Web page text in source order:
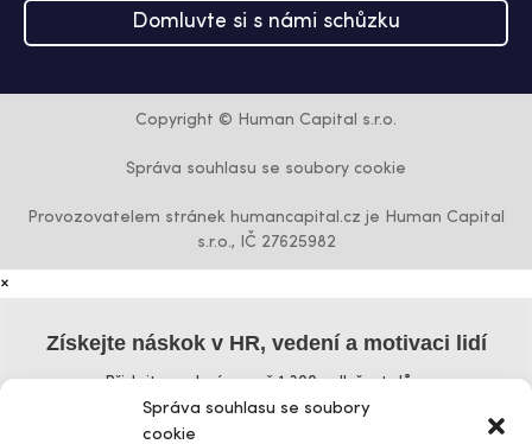
Správa souhlasu se soubory
cookie
Domluvte si s námi schůzku
Copyright © Human Capital s.r.o.
Správa souhlasu se soubory cookie
Provozovatelem stránek humancapital.cz je Human Capital
s.r.o., IČ 27625982
×
Získejte náskok v HR, vedení a motivaci lidí
Přidejte se k více než 1 300 odběratelům